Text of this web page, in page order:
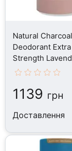
Natural Charcoal
Deodorant Extra
Strength
Vanilla,
1139 грн
Доставлення